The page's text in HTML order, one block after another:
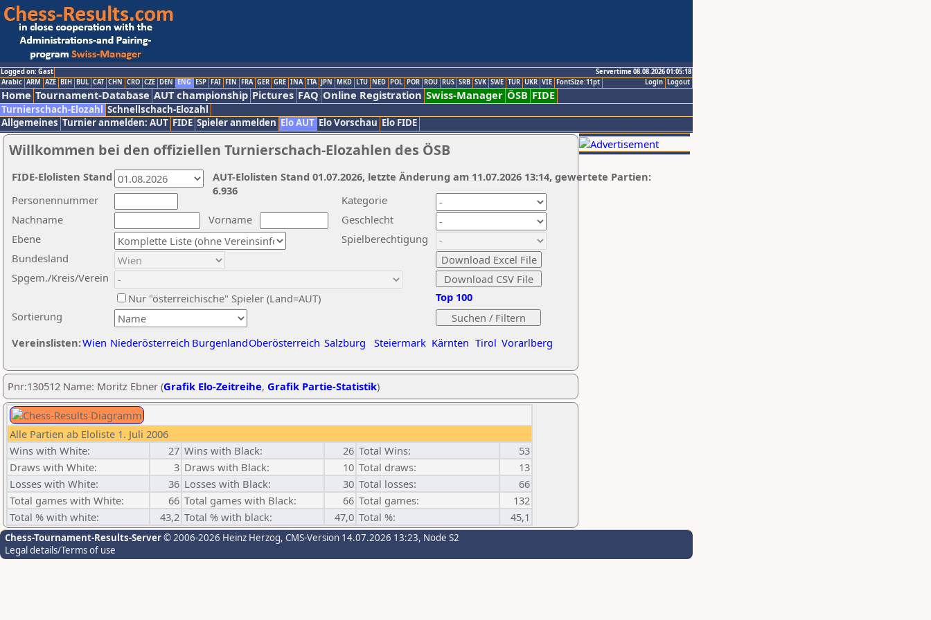
Logged on: Gast
Servertime 08.08.2026 01:05:18
Logout
Login
Arabic ARM AZE BIH BUL CAT CHN CRO CZE DEN ENG ESP FAI FIN FRA GER GRE INA ITA JPN MKD LTU NED POL POR ROU RUS SRB SVK SWE TUR UKR VIE FontSize:11pt
Home Tournament-Database AUT championship Pictures FAQ Online Registration Swiss-Manager ÖSB FIDE
Turnierschach-Elozahl Schnellschach-Elozahl
Allgemeines Turnier anmelden: AUT FIDE Spieler anmelden Elo AUT Elo Vorschau Elo FIDE
Willkommen bei den offiziellen Turnierschach-Elozahlen des ÖSB
Nachname
Vorname
Ebene
Kategorie
Sortierung
Personennummer
Bundesland
Spgem./Kreis/Verein
Geschlecht
Nur "österreichische" Spieler (Land=AUT)
Spielberechtigung
Vereinslisten:Wien Niederösterreich BurgenlandOberösterreich Salzburg Steiermark Kärnten Tirol Vorarlberg
Top 100
AUT-Elolisten Stand 01.07.2026, letzte Änderung am 11.07.2026 13:14, gewertete Partien:
6.936
FIDE-Elolisten Stand
Pnr:130512 Name: Moritz Ebner (Grafik Elo-Zeitreihe, Grafik Partie-Statistik)
Alle Partien ab Eloliste 1. Juli 2006
Wins with White:
27 Wins with Black: 26 Total Wins:
53
Draws with White:
3 Draws with Black: 10 Total draws:
13
Losses with White:
36 Losses with Black: 30 Total losses:
66
Total games with White:
66 Total games with Black: 66 Total games:
132
Total % with white:
43,2 Total % with black: 47,0 Total %: 45,1
Chess-Tournament-Results-Server© 2006-2026 Heinz Herzog, CMS-Version 14.07.2026 13:23, Node S2
Legal details/Terms of use